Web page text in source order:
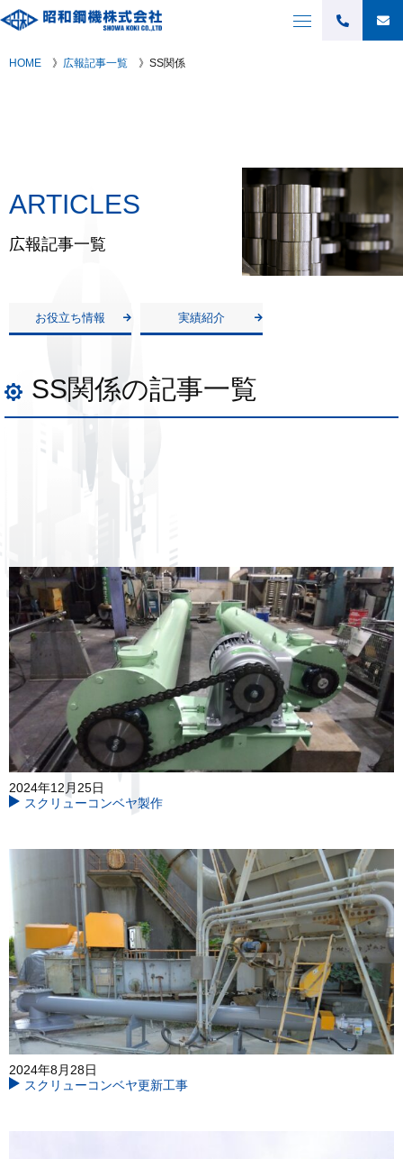
SS関係
HOME 》 広報記事一覧 》 SS関係
ARTICLES
広報記事一覧
お役立ち情報 実績紹介
SS関係の記事一覧
2024年12月25日
スクリューコンベヤ製作
2024年8月28日
スクリューコンベヤ更新工事